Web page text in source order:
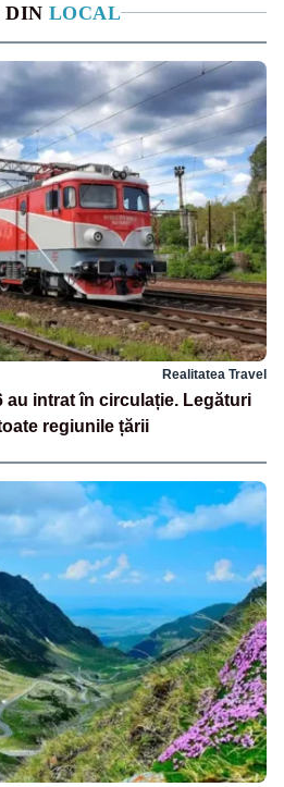
DIN LOCAL
Realitatea Travel
au intrat în circulație. Legături
regiunile țării